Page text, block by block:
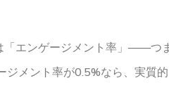
エンゲージメント率」——つ
メント率が0.5%なら、実質